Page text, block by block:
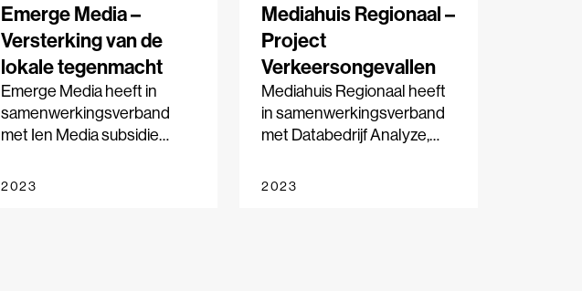
Emerge Media –
Versterking van de
lokale tegenmacht
Emerge Media heeft in
samenwerkingsverband
met Ien Media subsidie
onderzoek uit te voeren.
2023
Mediahuis Regionaal –
Project
Verkeersongevallen
Mediahuis Regionaal heeft
in samenwerkingsverband
met Databedrijf Analyze,
Dagblad van het Noorden
2023